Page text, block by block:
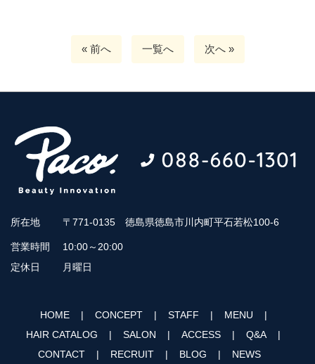
« 前へ 一覧へ 次へ »
所在地 〒771-0135 徳島県徳島市川内町平石若松100-6
営業時間
10:00～20:00
定休日
月曜日
HOME CONCEPT STAFF
MENU
HAIR CATALOG
SALON ACCESS
Q&A
CONTACT
RECRUIT BLOG NEWS